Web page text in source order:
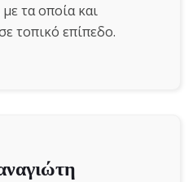
τα οποία και
τοπικό επίπεδο.